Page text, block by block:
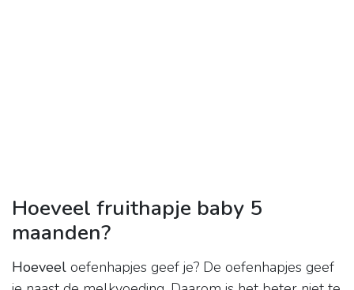
Hoeveel fruithapje baby 5
maanden?
Hoeveel oefenhapjes geef je? De oefenhapjes geef